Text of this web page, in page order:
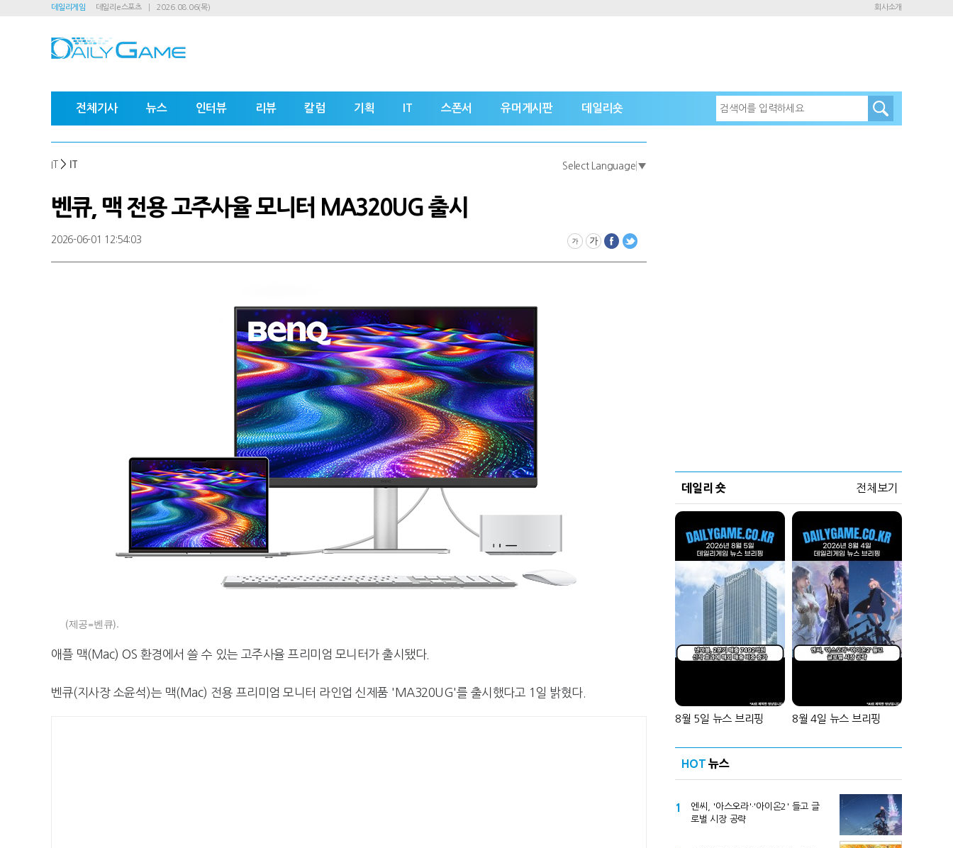
데일리게임 데일리e스포츠 2026.08.06(목) 회사소개
전체기사 뉴스 인터뷰 리뷰 칼럼 기획 IT 스폰서 유머게시판 데일리숏
IT > IT Select Language ▼
벤큐, 맥 전용 고주사율 모니터 MA320UG 출시
2026-06-01 12:54:03
(제공=벤큐).
애플 맥(Mac) OS 환경에서 쓸 수 있는 고주사율 프리미엄 모니터가 출시됐다.
벤큐(지사장 소윤석)는 맥(Mac) 전용 프리미엄 모니터 라인업 신제품 'MA320UG'를 출시했다고 1일 밝혔다.
데일리 숏 전체보기
8월 5일 뉴스 브리핑 8월 4일 뉴스 브리핑
HOT 뉴스
1
엔씨, '아스오라'·'아이온2' 들고 글
로벌 시장 공략